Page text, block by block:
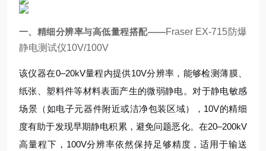
一、精细分辨率与高低量程搭配——Fraser EX-715防爆
静电测试仪10V/100V
该仪器在0–20kV量程内提供10V分辨率，能够检测薄膜、
纸张、塑料件等材料表面产生的微弱静电。对于静电敏感
场景（如电子元器件附近或洁净包装区域），10V的精细
度有助于发现早期静电积累，避免问题恶化。在20–200kV
高量程下，100V分辨率依然保持足够精度，适用于输送